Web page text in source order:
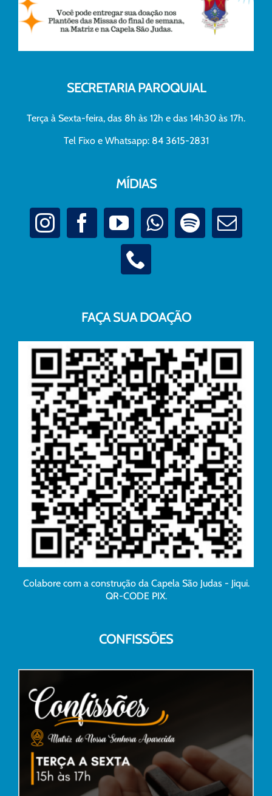
SECRETARIA PAROQUIAL
Terça à Sexta-feira, das 8h às 12h e das 14h30 às 17h.
Tel Fixo e Whatsapp: 84 3615-2831
MÍDIAS
FAÇA SUA DOAÇÃO
Colabore com a construção da Capela São Judas - Jiqui.
QR-CODE PIX.
CONFISSÕES